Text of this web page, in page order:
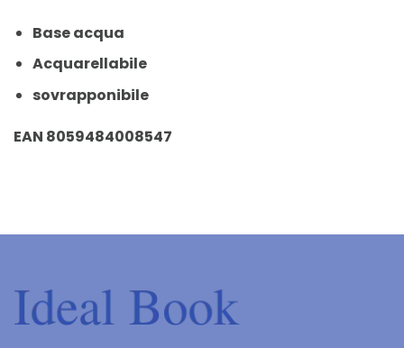
Base acqua
Acquarellabile
sovrapponibile
EAN 8059484008547